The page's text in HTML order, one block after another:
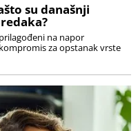
su današnji
na napor
za opstanak vrste